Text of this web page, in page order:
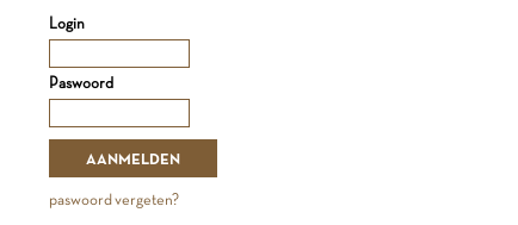
Login
Paswoord
paswoord vergeten?